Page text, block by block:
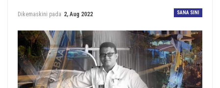
SANA SINI
Dikemaskini pada 2, Aug 2022